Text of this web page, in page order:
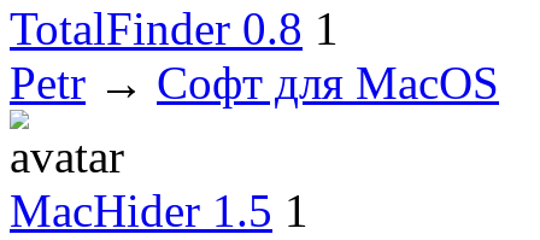
TotalFinder 0.8 1
Petr → Софт для MacOS
MacHider 1.5 1